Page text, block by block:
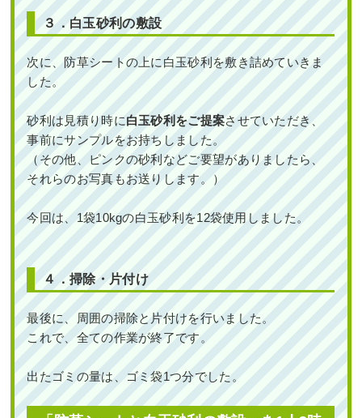
３．白玉砂利の敷設
次に、防草シートの上に白玉砂利を敷き詰めていきま
した。
砂利は見積り時に白玉砂利をご提案させていただき、
事前にサンプルをお持ちしました。
（その他、ピンクの砂利などご要望がありましたら、
それらのお写真もお送りします。）
今回は、1袋10kgの白玉砂利を12袋使用しました。
４．掃除・片付け
最後に、周囲の掃除と片付けを行いました。
これで、全ての作業が終了です。
出たゴミの量は、ゴミ袋1つ分でした。